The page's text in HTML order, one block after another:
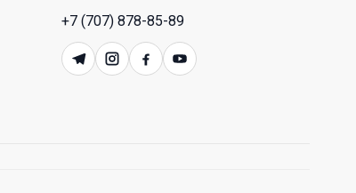
HONOR расширяет стратегию
бизнеса и переходит к развитию
экосистемы устройств с
+7 (707) 878-85-89